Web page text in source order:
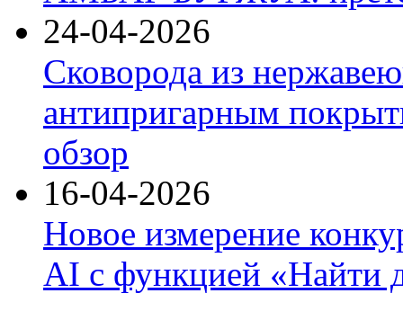
24-04-2026
Сковорода из
антипригарным
обзор
16-04-2026
Новое измерение
AI с функцией «Найти